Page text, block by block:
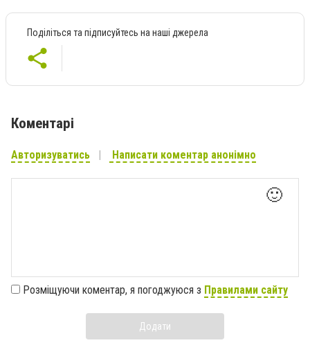
Поділіться та підписуйтесь на наші джерела
Коментарі
Авторизуватись Написати коментар анонімно
🙂
Розміщуючи коментар, я погоджуюся з Правилами сайту
Додати